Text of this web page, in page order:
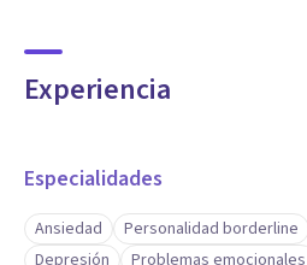
Experiencia
Especialidades
Ansiedad Personalidad borderline
Depresión
Problemas emocionales